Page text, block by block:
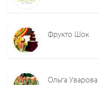
Фрукто Шок
Ольга Уварова